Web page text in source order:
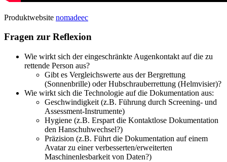
Produktwebsite nomadeec
Fragen zur Reflexion
Wie wirkt sich der eingeschränkte Augenkontakt auf die zu
rettende Person aus?
Gibt es Vergleichswerte aus der Bergrettung
(Sonnenbrille) oder Hubschrauberrettung (Helmvisier)?
Wie wirkt sich die Technologie auf die Dokumentation aus:
Geschwindigkeit (z.B. Führung durch Screening- und
Assessment-Instrumente)
Hygiene (z.B. Erspart die Kontaktlose Dokumentation
den Hanschuhwechsel?)
Präzision (z.B. Führt die Dokumentation auf einem
Avatar zu einer verbesserten/erweiterten
Maschinenlesbarkeit von Daten?)